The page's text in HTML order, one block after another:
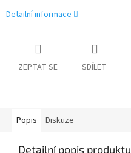
Detailní informace
ZEPTAT SE SDÍLET
Popis Diskuze
Detailní popis produktu